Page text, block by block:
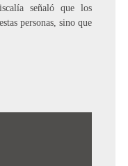
señaló que los
personas, sino que